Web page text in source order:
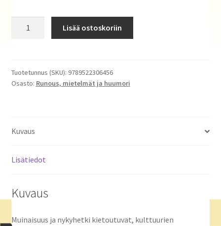
Lisää ostoskoriin
Tuotetunnus (SKU): 9789522306456
Osasto: Runous, mietelmät ja huumori
Kuvaus
Lisätiedot
Kuvaus
Muinaisuus ja nykyhetki kietoutuvat, kulttuurien